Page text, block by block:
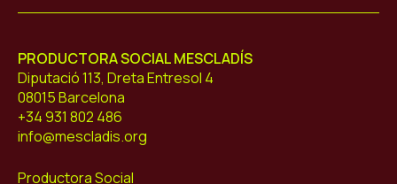
PRODUCTORA SOCIAL MESCLADÍS
Diputació 113, Dreta Entresol 4
08015 Barcelona
+34 931 802 486
info@mescladis.org
Productora Social